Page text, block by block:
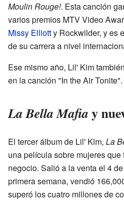
Moulin Rouge!. Esta canción
varios premios MTV Video
Missy Elliotty Rockwilder, y es
de su carrera a nivel
Ese mismo año, Lil' Kim
en la canción "In the Air Tonite".
La Bella Mafiay
El tercer álbum de Lil' Kim, La
una película sobre mujeres
negocio. Salió a la venta el 4
primera semana, vendió
superó los cuatro millones de